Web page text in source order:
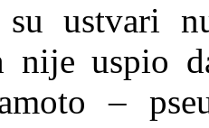
ustvari
nije uspio
–